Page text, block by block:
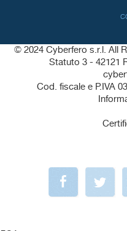
© 2024 Cyberfero s.r.l. All
Statuto 3 - 42121
Cod. fiscale e P.IVA